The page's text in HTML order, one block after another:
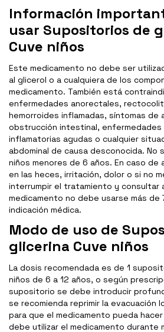
Información
usar Supositorios de
Cuve niños
Este medicamento no debe ser
al glicerol o a cualquiera de los
medicamento. También está
enfermedades anorectales,
hemorroides inflamadas, síntomas de
obstrucción intestinal,
inflamatorias agudas o cualquier
abdominal de causa desconocida. No
niños menores de 6 años. En caso de
en las heces, irritación, dolor o si no
interrumpir el tratamiento y consultar
medicamento no debe usarse más de
indicación médica.
Modo de uso de
glicerina Cuve niños
La dosis recomendada es de 1
niños de 6 a 12 años, o según
supositorio se debe introducir
se recomienda reprimir la evacuación
para que el medicamento pueda
debe utilizar el medicamento durante